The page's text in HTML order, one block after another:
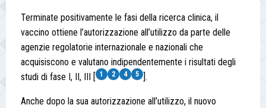
Terminate positivamente le fasi della ricerca clinica, il
vaccino ottiene l’autorizzazione all’utilizzo da parte delle
agenzie regolatorie internazionale e nazionali che
acquisiscono e valutano indipendentemente i risultati degli
studi di fase I, II, III [
1 2 4 5 ].
Anche dopo la sua autorizzazione all’utilizzo, il nuovo